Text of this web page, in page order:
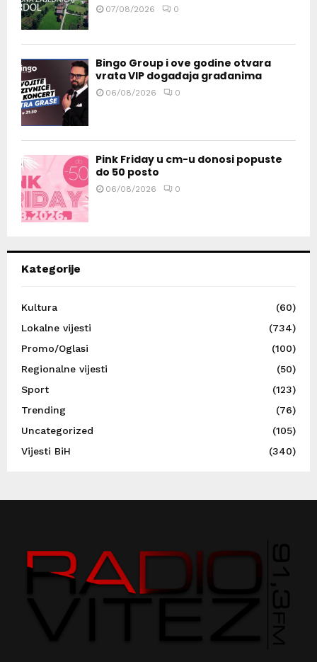
07/08/2026 0
Bingo Group i ove godine otvara
vrata VIP događaja građanima
06/08/2026 0
Pink Friday u cm-u donosi popuste
do 50 posto
06/08/2026 0
Kategorije
Kultura
(60)
Lokalne vijesti
(734)
Promo/Oglasi
(100)
Regionalne vijesti
(50)
Sport
(123)
Trending
(76)
Uncategorized
(105)
Vijesti BiH
(340)